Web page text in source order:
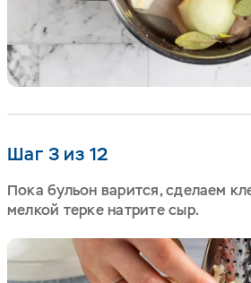
Шаг 3 из 12
Пока бульон варится, сделаем
мелкой терке натрите сыр.